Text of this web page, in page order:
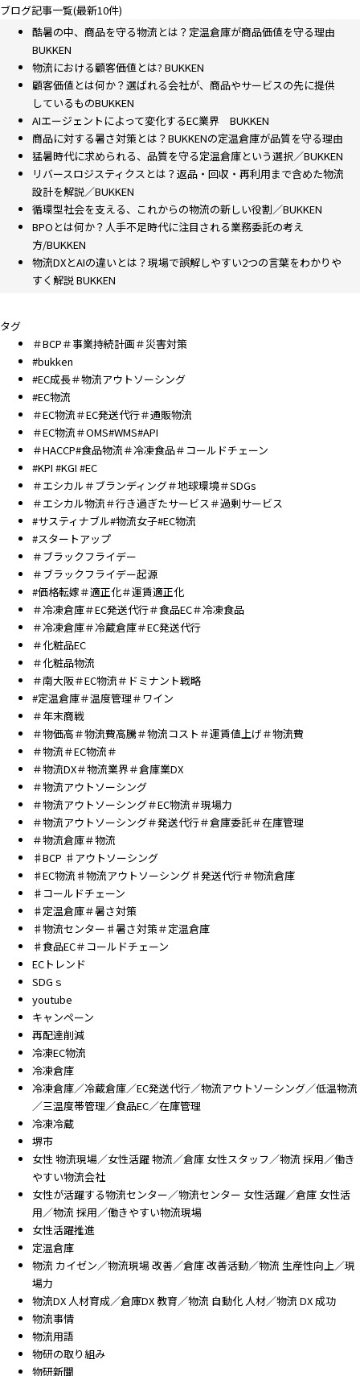
ブログ記事一覧(最新10件)
酷暑の中、商品を守る物流とは？定温倉庫が商品価値を守る理由
BUKKEN
物流における顧客価値とは? BUKKEN
顧客価値とは何か？選ばれる会社が、商品やサービスの先に提供
しているものBUKKEN
AIエージェントによって変化するEC業界 BUKKEN
商品に対する暑さ対策とは？BUKKENの定温倉庫が品質を守る理由
猛暑時代に求められる、品質を守る定温倉庫という選択／BUKKEN
リバースロジスティクスとは？返品・回収・再利用まで含めた物流
設計を解説／BUKKEN
循環型社会を支える、これからの物流の新しい役割／BUKKEN
BPOとは何か？人手不足時代に注目される業務委託の考え
方/BUKKEN
物流DXとAIの違いとは？現場で誤解しやすい2つの言葉をわかりや
すく解説 BUKKEN
タグ
＃BCP＃事業持続計画＃災害対策
#bukken
#EC成長＃物流アウトソーシング
#EC物流
＃EC物流＃EC発送代行＃通販物流
＃EC物流＃OMS#WMS#API
＃HACCP#食品物流＃冷凍食品＃コールドチェーン
#KPI #KGI #EC
＃エシカル＃ブランディング＃地球環境＃SDGs
＃エシカル物流＃行き過ぎたサービス＃過剰サービス
#サスティナブル#物流女子#EC物流
#スタートアップ
＃ブラックフライデー
＃ブラックフライデー起源
#価格転嫁＃適正化＃運賃適正化
＃冷凍倉庫＃EC発送代行＃食品EC＃冷凍食品
＃冷凍倉庫＃冷蔵倉庫＃EC発送代行
＃化粧品EC
＃化粧品物流
＃南大阪＃EC物流＃ドミナント戦略
#定温倉庫＃温度管理＃ワイン
＃年末商戦
＃物価高＃物流費高騰＃物流コスト＃運賃値上げ＃物流費
＃物流＃EC物流＃
＃物流DX＃物流業界＃倉庫業DX
＃物流アウトソーシング
＃物流アウトソーシング＃EC物流＃現場力
＃物流アウトソーシング＃発送代行＃倉庫委託＃在庫管理
＃物流倉庫＃物流
♯BCP ♯アウトソーシング
♯EC物流♯物流アウトソーシング♯発送代行＃物流倉庫
♯コールドチェーン
♯定温倉庫＃暑さ対策
♯物流センター♯暑さ対策＃定温倉庫
♯食品EC＃コールドチェーン
ECトレンド
SDGｓ
youtube
キャンペーン
再配達削減
冷凍EC物流
冷凍倉庫
冷凍倉庫／冷蔵倉庫／EC発送代行／物流アウトソーシング／低温物流
／三温度帯管理／食品EC／在庫管理
冷凍冷蔵
堺市
女性 物流現場／女性活躍 物流／倉庫 女性スタッフ／物流 採用／働き
やすい物流会社
女性が活躍する物流センター／物流センター 女性活躍／倉庫 女性活
用／物流 採用／働きやすい物流現場
女性活躍推進
定温倉庫
物流 カイゼン／物流現場 改善／倉庫 改善活動／物流 生産性向上／現
場力
物流DX 人材育成／倉庫DX 教育／物流 自動化 人材／物流 DX 成功
物流事情
物流用語
物研の取り組み
物研新聞